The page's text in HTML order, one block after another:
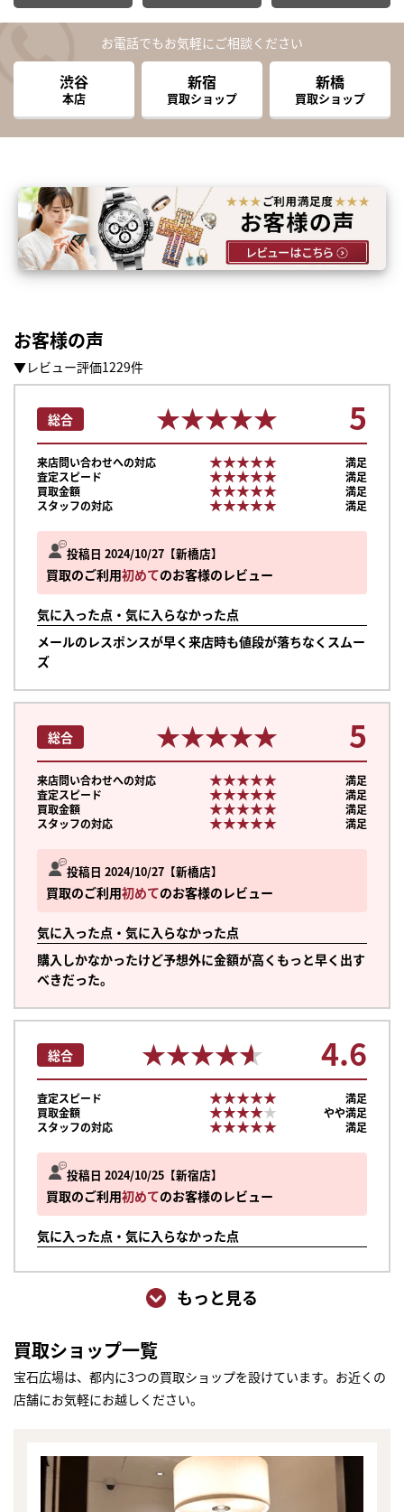
お電話でもお気軽にご相談ください
渋谷
本店
新宿
買取ショップ
新橋
買取ショップ
お客様の声
▼レビュー評価1229件
投稿日 2024/10/27 新橋店
買取のご利用初めてのお客様のレビュー
気に入った点・気に入らなかった点
メールのレスポンスが早く来店時も値段が落ちなくスムー
ズ
総合 ★★★★★
★★★★★ 5
来店問い合わせへの対応 ★★★★★
★★★★★
満足
査定スピード
★★★★★
★★★★★
満足
買取金額
★★★★★
★★★★★
満足
スタッフの対応
★★★★★
★★★★★ 満足
投稿日 2024/10/27 新橋店
買取のご利用初めてのお客様のレビュー
気に入った点・気に入らなかった点
購入しかなかったけど予想外に金額が高くもっと早く出す
べきだった。
総合 ★★★★★
★★★★★ 5
来店問い合わせへの対応 ★★★★★
★★★★★
満足
査定スピード
★★★★★
★★★★★
満足
買取金額
★★★★★
★★★★★
満足
スタッフの対応
★★★★★
★★★★★ 満足
投稿日 2024/10/25 新宿店
買取のご利用初めてのお客様のレビュー
気に入った点・気に入らなかった点
総合 ★★★★★
★★★★★ 4.6
査定スピード ★★★★★
★★★★★
満足
買取金額
★★★★★
★★★★★
やや満足
スタッフの対応
★★★★★
★★★★★ 満足
もっと見る
買取ショップ一覧
宝石広場は、都内に3つの買取ショップを設けています。お近くの
店舗にお気軽にお越しください。